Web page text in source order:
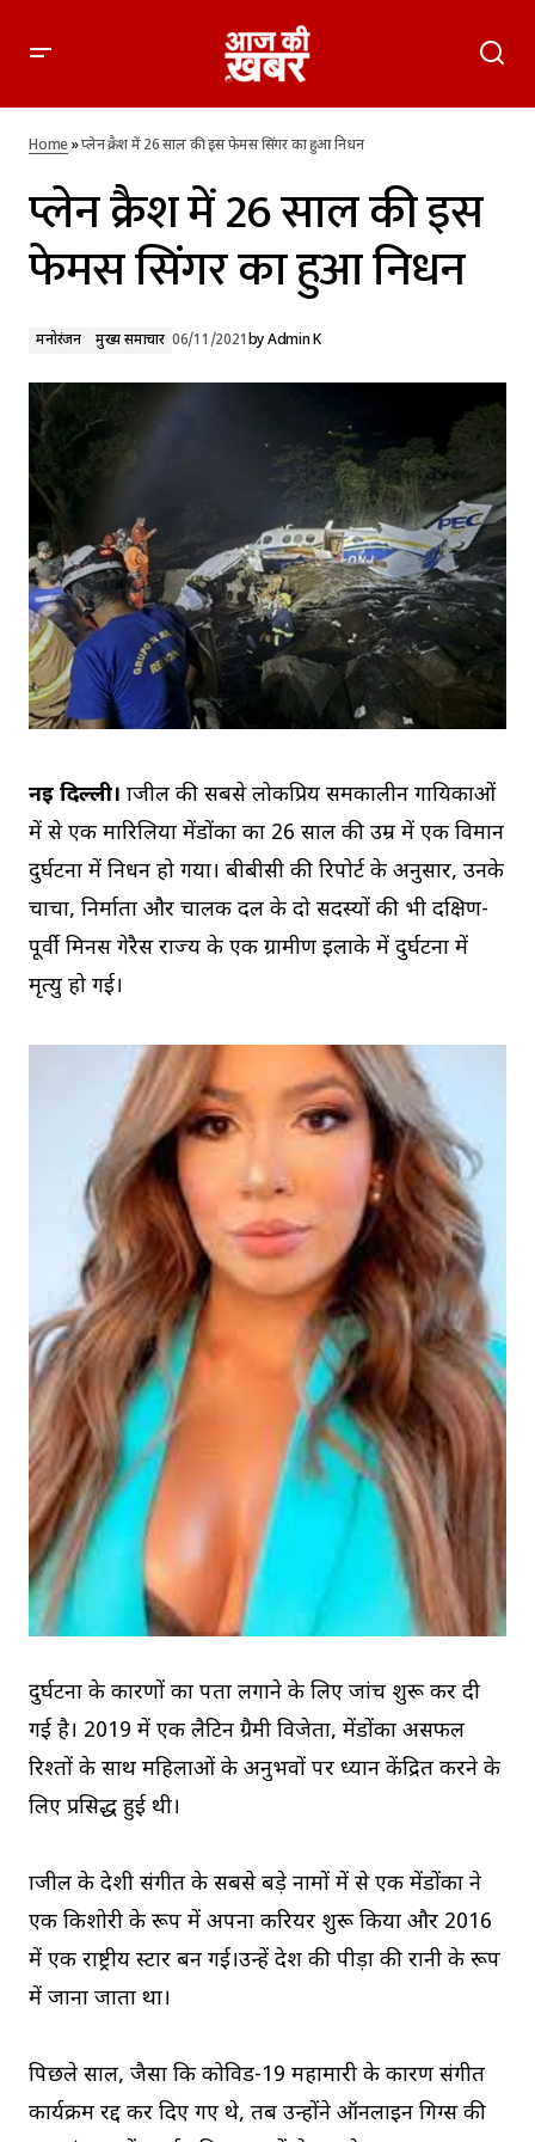
प्लेन क्रैश में 26 साल की इस फेमस सिंगर का हुआ निधन
Home»प्लेन क्रैश में 26 साल की इस फेमस सिंगर का हुआ निधन
प्लेन क्रैश में 26 साल की इस
फेमस सिंगर का हुआ निधन
मनोरंजन मुख्य समाचार 06/11/2021byAdmin K
नई दिल्ली। ब्राजील की सबसे लोकप्रिय समकालीन गायिकाओं
में से एक मारिलिया मेंडोंका का 26 साल की उम्र में एक विमान
दुर्घटना में निधन हो गया। बीबीसी की रिपोर्ट के अनुसार, उनके
चाचा, निर्माता और चालक दल के दो सदस्यों की भी दक्षिण-
पूर्वी मिनस गेरैस राज्य के एक ग्रामीण इलाके में दुर्घटना में
मृत्यु हो गई।
दुर्घटना के कारणों का पता लगाने के लिए जांच शुरू कर दी
गई है। 2019 में एक लैटिन ग्रैमी विजेता, मेंडोंका असफल
रिश्तों के साथ महिलाओं के अनुभवों पर ध्यान केंद्रित करने के
लिए प्रसिद्ध हुई थी।
ब्राजील के देशी संगीत के सबसे बड़े नामों में से एक मेंडोंका ने
एक किशोरी के रूप में अपना करियर शुरू किया और 2016
में एक राष्ट्रीय स्टार बन गई।उन्हें देश की पीड़ा की रानी के रूप
में जाना जाता था।
पिछले साल, जैसा कि कोविड-19 महामारी के कारण संगीत
कार्यक्रम रद्द कर दिए गए थे, तब उन्होंने ऑनलाइन गिग्स की